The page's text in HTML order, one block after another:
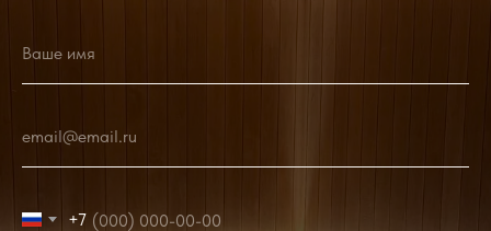
Ваше имя
email@email.ru
+7